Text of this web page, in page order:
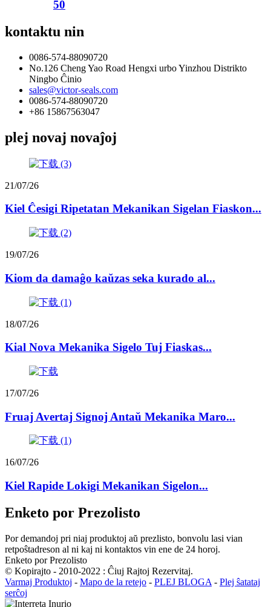
50
kontaktu nin
0086-574-88090720
No.126 Cheng Yao Road Hengxi urbo Yinzhou Distrikto
Ningbo Ĉinio
sales@victor-seals.com
0086-574-88090720
+86 15867563047
plej novaj novaĵoj
21/07/26
Kiel Ĉesigi Ripetatan Mekanikan Sigelan Fiaskon...
19/07/26
Kiom da damaĝo kaŭzas seka kurado al...
18/07/26
Kial Nova Mekanika Sigelo Tuj Fiaskas...
17/07/26
Fruaj Avertaj Signoj Antaŭ Mekanika Maro...
16/07/26
Kiel Rapide Lokigi Mekanikan Sigelon...
Enketo por Prezolisto
Por demandoj pri niaj produktoj aŭ prezlisto, bonvolu lasi vian
retpoŝtadreson al ni kaj ni kontaktos vin ene de 24 horoj.
Enketo por Prezolisto
© Kopirajto - 2010-2022 : Ĉiuj Rajtoj Rezervitaj.
Varmaj Produktoj - Mapo de la retejo - PLEJ BLOGA - Plej ŝatataj
serĉoj